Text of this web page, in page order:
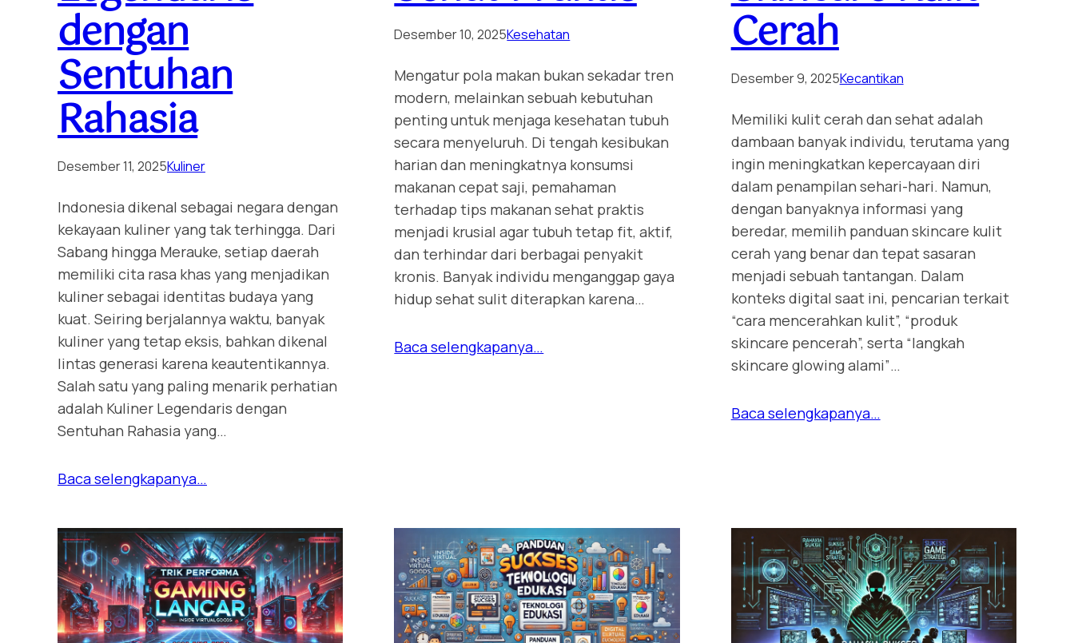
dengan
Sentuhan
Rahasia
Desember 11, 2025Kuliner
Indonesia dikenal sebagai negara dengan
kekayaan kuliner yang tak terhingga. Dari
Sabang hingga Merauke, setiap daerah
memiliki cita rasa khas yang menjadikan
kuliner sebagai identitas budaya yang
kuat. Seiring berjalannya waktu, banyak
kuliner yang tetap eksis, bahkan dikenal
lintas generasi karena keautentikannya.
Salah satu yang paling menarik perhatian
adalah Kuliner Legendaris dengan
Sentuhan Rahasia yang…
Baca selengkapanya…
Desember 10, 2025Kesehatan
Mengatur pola makan bukan sekadar tren
modern, melainkan sebuah kebutuhan
penting untuk menjaga kesehatan tubuh
secara menyeluruh. Di tengah kesibukan
harian dan meningkatnya konsumsi
makanan cepat saji, pemahaman
terhadap tips makanan sehat praktis
menjadi krusial agar tubuh tetap fit, aktif,
dan terhindar dari berbagai penyakit
kronis. Banyak individu menganggap gaya
hidup sehat sulit diterapkan karena…
Baca selengkapanya…
Cerah
Desember 9, 2025Kecantikan
Memiliki kulit cerah dan sehat adalah
dambaan banyak individu, terutama yang
ingin meningkatkan kepercayaan diri
dalam penampilan sehari-hari. Namun,
dengan banyaknya informasi yang
beredar, memilih panduan skincare kulit
cerah yang benar dan tepat sasaran
menjadi sebuah tantangan. Dalam
konteks digital saat ini, pencarian terkait
“cara mencerahkan kulit”, “produk
skincare pencerah”, serta “langkah
skincare glowing alami”…
Baca selengkapanya…